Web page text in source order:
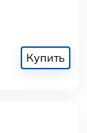
Купить